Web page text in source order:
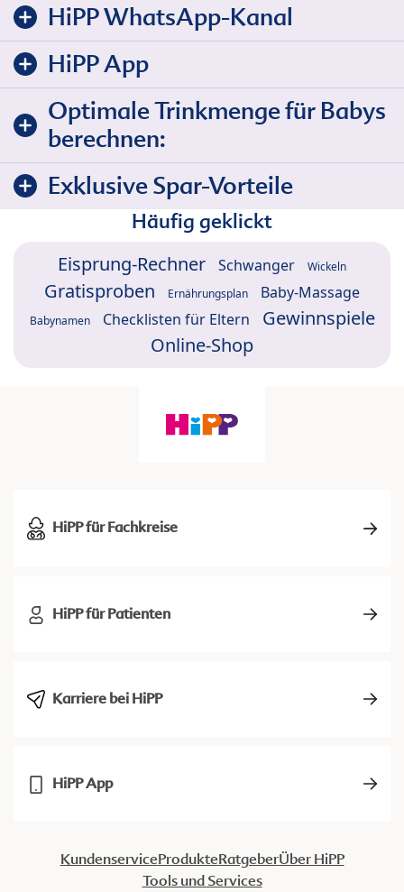
HiPP WhatsApp-Kanal
HiPP App
Optimale Trinkmenge für Babys
berechnen:
Exklusive Spar-Vorteile
Häufig geklickt
Eisprung-Rechner Schwanger Wickeln
Gratisproben Ernährungsplan Baby-Massage
Babynamen Checklisten für Eltern
Gewinnspiele
Online-Shop
HiPP für Fachkreise
HiPP für Patienten
Karriere bei HiPP
HiPP App
KundenserviceProdukteRatgeberÜber HiPP
Tools und Services